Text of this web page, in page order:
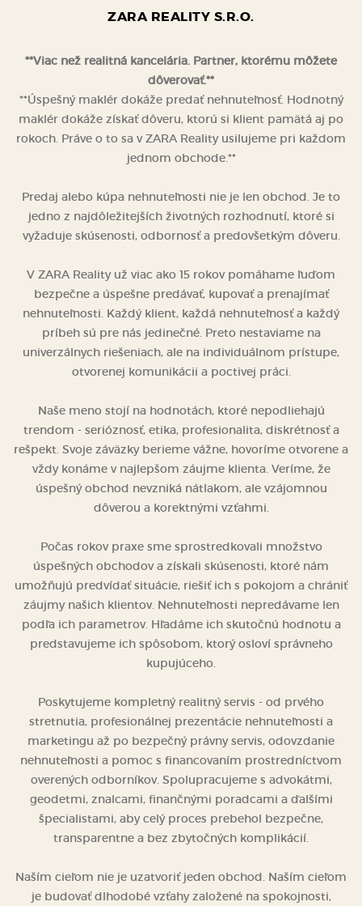
úrovni.
som
ZARA REALITY S.R.O.
**Viac než realitná kancelária. Partner, ktorému môžete
dôverovať.**
**Úspešný maklér dokáže predať nehnuteľnosť. Hodnotný
maklér dokáže získať dôveru, ktorú si klient pamätá aj po
rokoch. Práve o to sa v ZARA Reality usilujeme pri každom
jednom obchode.**
Predaj alebo kúpa nehnuteľnosti nie je len obchod. Je to
jedno z najdôležitejších životných rozhodnutí, ktoré si
vyžaduje skúsenosti, odbornosť a predovšetkým dôveru.
V ZARA Reality už viac ako 15 rokov pomáhame ľuďom
bezpečne a úspešne predávať, kupovať a prenajímať
nehnuteľnosti. Každý klient, každá nehnuteľnosť a každý
príbeh sú pre nás jedinečné. Preto nestaviame na
univerzálnych riešeniach, ale na individuálnom prístupe,
otvorenej komunikácii a poctivej práci.
Naše meno stojí na hodnotách, ktoré nepodliehajú
trendom - serióznosť, etika, profesionalita, diskrétnosť a
rešpekt. Svoje záväzky berieme vážne, hovoríme otvorene a
vždy konáme v najlepšom záujme klienta. Veríme, že
úspešný obchod nevzniká nátlakom, ale vzájomnou
dôverou a korektnými vzťahmi.
Počas rokov praxe sme sprostredkovali množstvo
úspešných obchodov a získali skúsenosti, ktoré nám
umožňujú predvídať situácie, riešiť ich s pokojom a chrániť
záujmy našich klientov. Nehnuteľnosti nepredávame len
podľa ich parametrov. Hľadáme ich skutočnú hodnotu a
predstavujeme ich spôsobom, ktorý osloví správneho
kupujúceho.
Poskytujeme kompletný realitný servis - od prvého
stretnutia, profesionálnej prezentácie nehnuteľnosti a
marketingu až po bezpečný právny servis, odovzdanie
nehnuteľnosti a pomoc s financovaním prostredníctvom
overených odborníkov. Spolupracujeme s advokátmi,
geodetmi, znalcami, finančnými poradcami a ďalšími
špecialistami, aby celý proces prebehol bezpečne,
transparentne a bez zbytočných komplikácií.
Naším cieľom nie je uzatvoriť jeden obchod. Naším cieľom
je budovať dlhodobé vzťahy založené na spokojnosti,